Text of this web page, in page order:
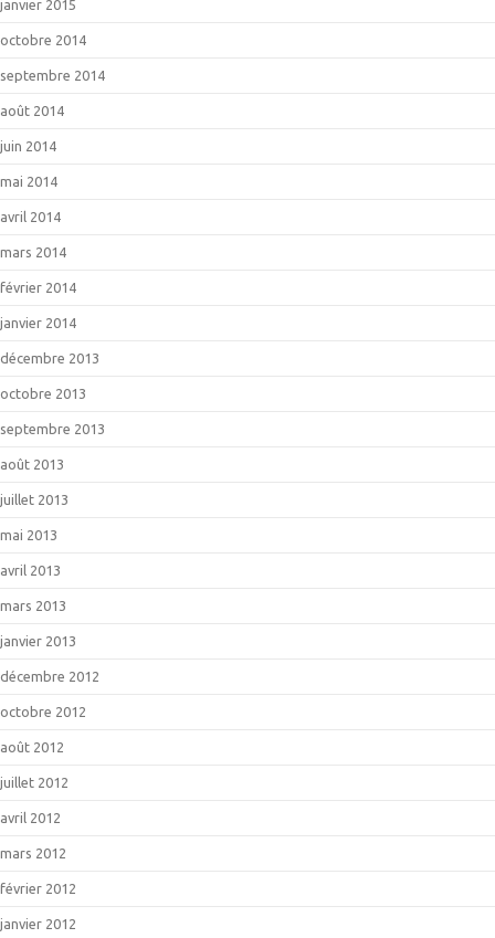
janvier 2015
octobre 2014
septembre 2014
août 2014
juin 2014
mai 2014
avril 2014
mars 2014
février 2014
janvier 2014
décembre 2013
octobre 2013
septembre 2013
août 2013
juillet 2013
mai 2013
avril 2013
mars 2013
janvier 2013
décembre 2012
octobre 2012
août 2012
juillet 2012
avril 2012
mars 2012
février 2012
janvier 2012